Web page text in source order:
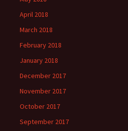
April 2018
March 2018
February 2018
January 2018
December 2017
November 2017
October 2017
September 2017